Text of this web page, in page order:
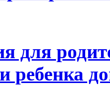
для
ребенка